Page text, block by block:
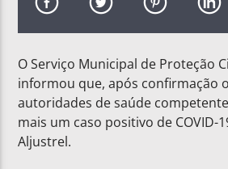
O Serviço Municipal de Proteção
informou que, após confirmação
autoridades de saúde
mais um caso positivo de COVID-
Aljustrel.